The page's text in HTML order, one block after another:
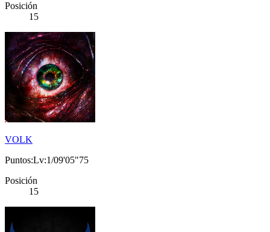
Posición
15
VOLK
Puntos:Lv:1/09'05"75
Posición
15